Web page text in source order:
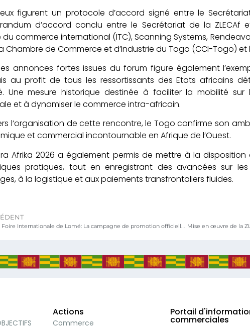
figurent un protocole d’accord signé entre le
d’accord conclu entre le Secrétariat de la ZLECAf
du commerce international (ITC), Scanning Systems,
Chambre de Commerce et d’Industrie du Togo (CCI-Togo)
annonces fortes issues du forum figure également
au profit de tous les ressortissants des Etats africains
Une mesure historique destinée à faciliter la mobilité sur
et à dynamiser le commerce intra-africain.
l’organisation de cette rencontre, le Togo confirme son
et commercial incontournable en Afrique de l’Ouest.
Afrika 2026 a également permis de mettre à la
pratiques, tout en enregistrant des avancées sur
à la logistique et aux paiements transfrontaliers fluides.
21ème Foire Internationale de Lomé: La campagne de promotion officiellement lancée
Actions
Commerce
Portail
commerciales